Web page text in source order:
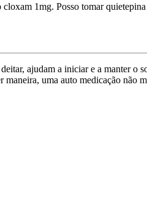
1mg. Posso tomar
ajudam a iniciar e a manter o
uma auto medicação não